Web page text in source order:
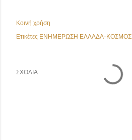
Κοινή χρήση
Ετικέτες ΕΝΗΜΕΡΩΣΗ ΕΛΛΑΔΑ-ΚΟΣΜΟΣ
ΣΧΌΛΙΑ